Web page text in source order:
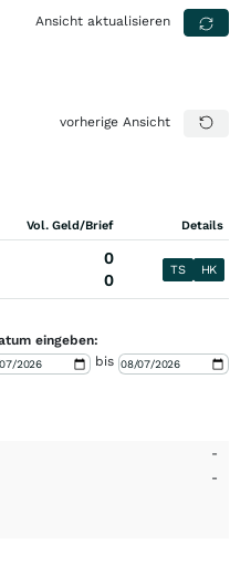
Ansicht aktualisieren
vorherige Ansicht
Vol. Geld/Brief Details
0
0
TS HK
eingeben:
bis
-
-